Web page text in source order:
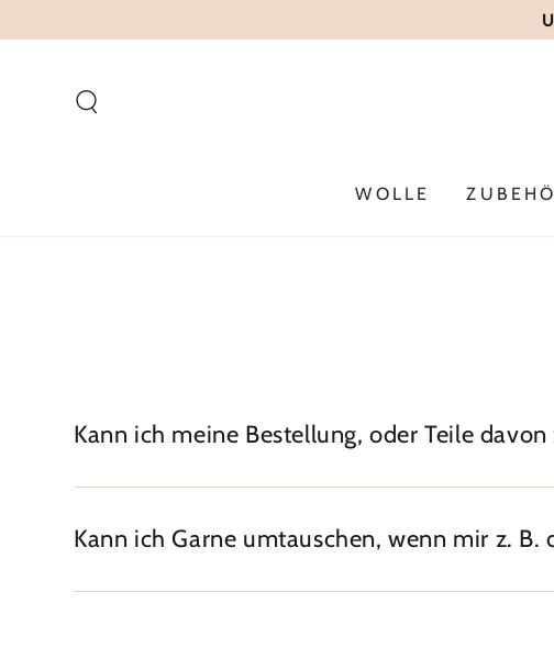
WOLLE
Kann ich meine Bestellung, oder Teile davon
Kann ich Garne umtauschen, wenn mir z. B.